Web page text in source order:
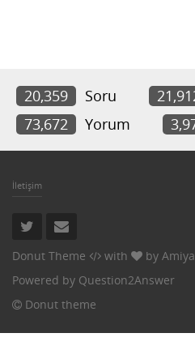
20,359 Soru
73,672
Yorum
İletişim
Donut Theme with by
Powered by Question2Answer
Donut theme